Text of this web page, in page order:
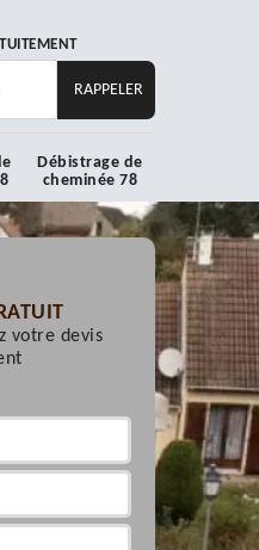
Débistrage de
cheminée 78
votre devis